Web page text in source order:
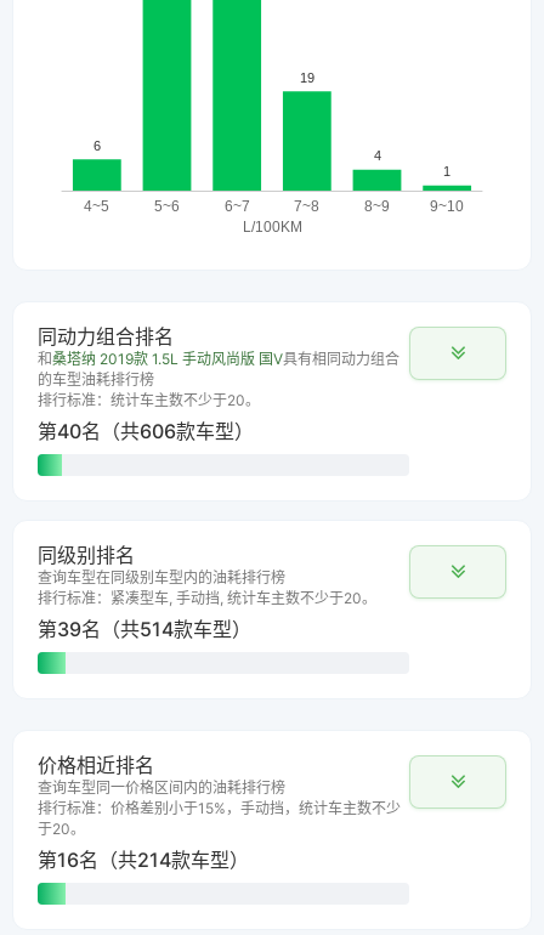
同动力组合排名
和桑塔纳 2019款 1.5L 手动风尚版 国V具有相同动力组合
的车型油耗排行榜
排行标准：统计车主数不少于20。
第40名（共606款车型）
同级别排名
查询车型在同级别车型内的油耗排行榜
排行标准：紧凑型车, 手动挡, 统计车主数不少于20。
第39名（共514款车型）
价格相近排名
查询车型同一价格区间内的油耗排行榜
排行标准：价格差别小于15%，手动挡，统计车主数不少
于20。
第16名（共214款车型）